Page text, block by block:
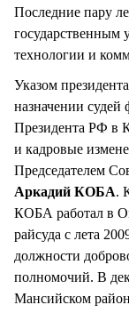
Последние пару
технологии и
Указом
назначении судей
Президента РФ в
и кадровые
Председателем
Аркадий КОБА.
КОБА работал в
райсуда с лета
должности
полномочий. В
Мансийском